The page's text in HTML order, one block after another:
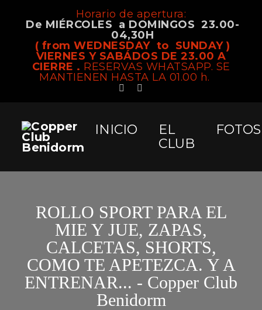
Horario de apertura:
De MIÉRCOLES a DOMINGOS 23.00-
04,30H
( from WEDNESDAY to SUNDAY )
VIERNES Y SABÁDOS DE 23.00 A
CIERRE . RESERVAS WHATSAPP. SE
MANTIENEN HASTA LA 01.00 h.
INICIO
EL
CLUB
FOTOS
ROLLO SPORT PARA EL
MIE Y JUE, ZAPAS,
CALCETAS, SHORTS,
COMO TE APETEZCA. Y A
ENTRENAR... - Copper Club
Benidorm